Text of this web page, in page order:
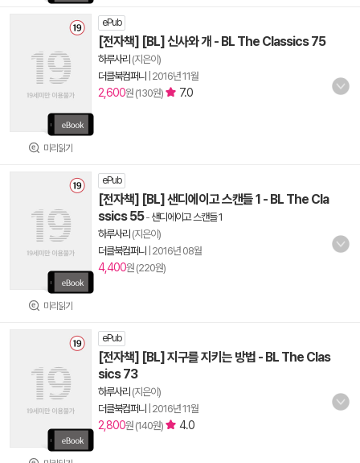
미리읽기
ePub
[전자책] [BL] 신사와 개 - BL The Classics 75
하루사리 (지은이)
더클북컴퍼니
2016년 11월
2,600원 (130원) 7.0
미리읽기
ePub
[전자책] [BL] 샌디에이고 스캔들 1 - BL The Cla
ssics 55- 샌디에이고 스캔들 1
하루사리 (지은이)
더클북컴퍼니
2016년 08월
4,400원 (220원)
ePub
[전자책] [BL] 지구를 지키는 방법 - BL The Clas
sics 73
하루사리 (지은이)
더클북컴퍼니
2016년 11월
2,800원 (140원) 4.0